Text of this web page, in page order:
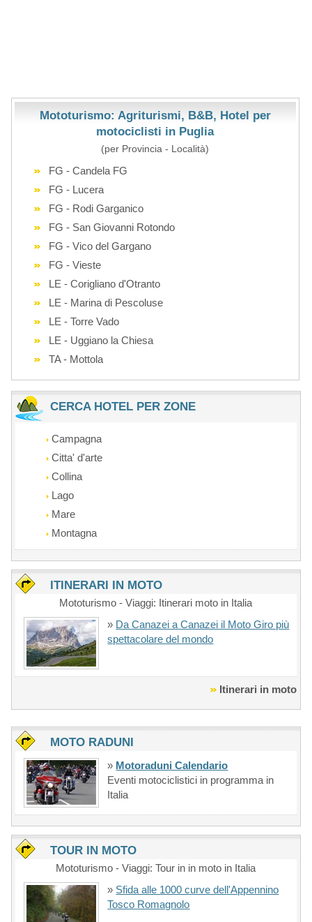
Mototurismo: Agriturismi, B&B, Hotel per
motociclisti in Puglia
(per Provincia - Località)
FG - Candela FG
FG - Lucera
FG - Rodi Garganico
FG - San Giovanni Rotondo
FG - Vico del Gargano
FG - Vieste
LE - Corigliano d'Otranto
LE - Marina di Pescoluse
LE - Torre Vado
LE - Uggiano la Chiesa
TA - Mottola
CERCA HOTEL PER ZONE
Campagna
Citta' d'arte
Collina
Lago
Mare
Montagna
ITINERARI IN MOTO
Mototurismo - Viaggi: Itinerari moto in Italia
» Da Canazei a Canazei il Moto Giro più
spettacolare del mondo
Itinerari in moto
MOTO RADUNI
» Motoraduni Calendario
Eventi motociclistici in programma in
Italia
TOUR IN MOTO
Mototurismo - Viaggi: Tour in in moto in Italia
» Sfida alle 1000 curve dell'Appennino
Tosco Romagnolo